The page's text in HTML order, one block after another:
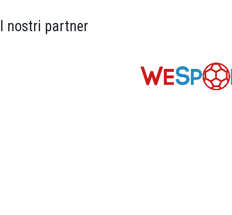
I nostri partner